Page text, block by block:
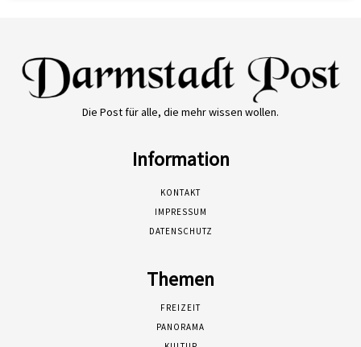
Die Post für alle, die mehr wissen wollen.
Information
KONTAKT
IMPRESSUM
DATENSCHUTZ
Themen
FREIZEIT
PANORAMA